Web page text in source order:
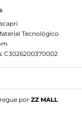
Tecnológico
C3026200370002
Tachas Marrom
por ZZ MALL